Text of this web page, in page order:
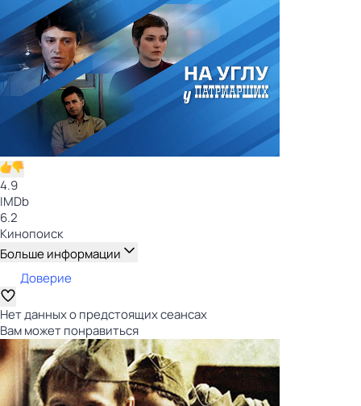
4.9
IMDb
6.2
Кинопоиск
Больше информации
Доверие
Нет данных о предстоящих сеансах
Вам может понравиться